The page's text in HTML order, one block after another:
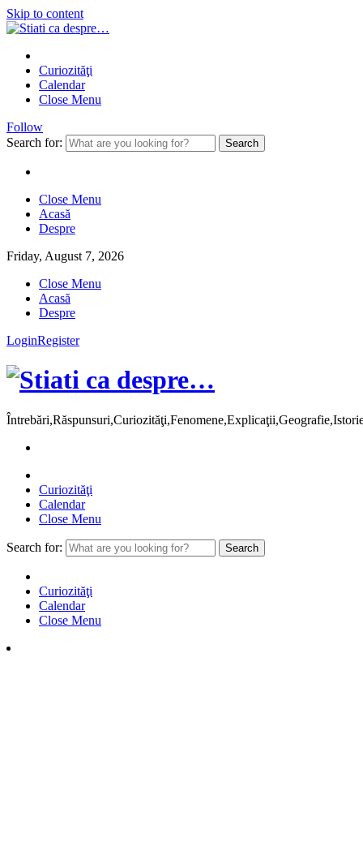
Skip to content
Curiozităţi
Calendar
Close Menu
Follow
Search for:
Close Menu
Acasă
Despre
Friday, August 7, 2026
Close Menu
Acasă
Despre
LoginRegister
Curiozităţi
Calendar
Close Menu
Search for:
Curiozităţi
Calendar
Close Menu